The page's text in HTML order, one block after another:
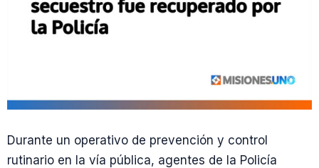
Durante un operativo de prevención y control
rutinario en la vía pública, agentes de la Policía